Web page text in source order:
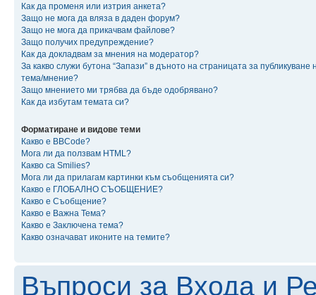
Как да променя или изтрия анкета?
Защо не мога да вляза в даден форум?
Защо не мога да прикачвам файлове?
Защо получих предупреждение?
Как да докладвам за мнения на модератор?
За какво служи бутона “Запази” в дъното на страницата за публикуване
тема/мнение?
Защо мнението ми трябва да бъде одобрявано?
Как да избутам темата си?
Форматиране и видове теми
Какво е BBCode?
Мога ли да ползвам HTML?
Какво са Smilies?
Мога ли да прилагам картинки към съобщенията си?
Какво е ГЛОБАЛНО СЪОБЩЕНИЕ?
Какво е Съобщение?
Какво е Важна Тема?
Какво е Заключена тема?
Какво означават иконите на темите?
Въпроси за Входа и